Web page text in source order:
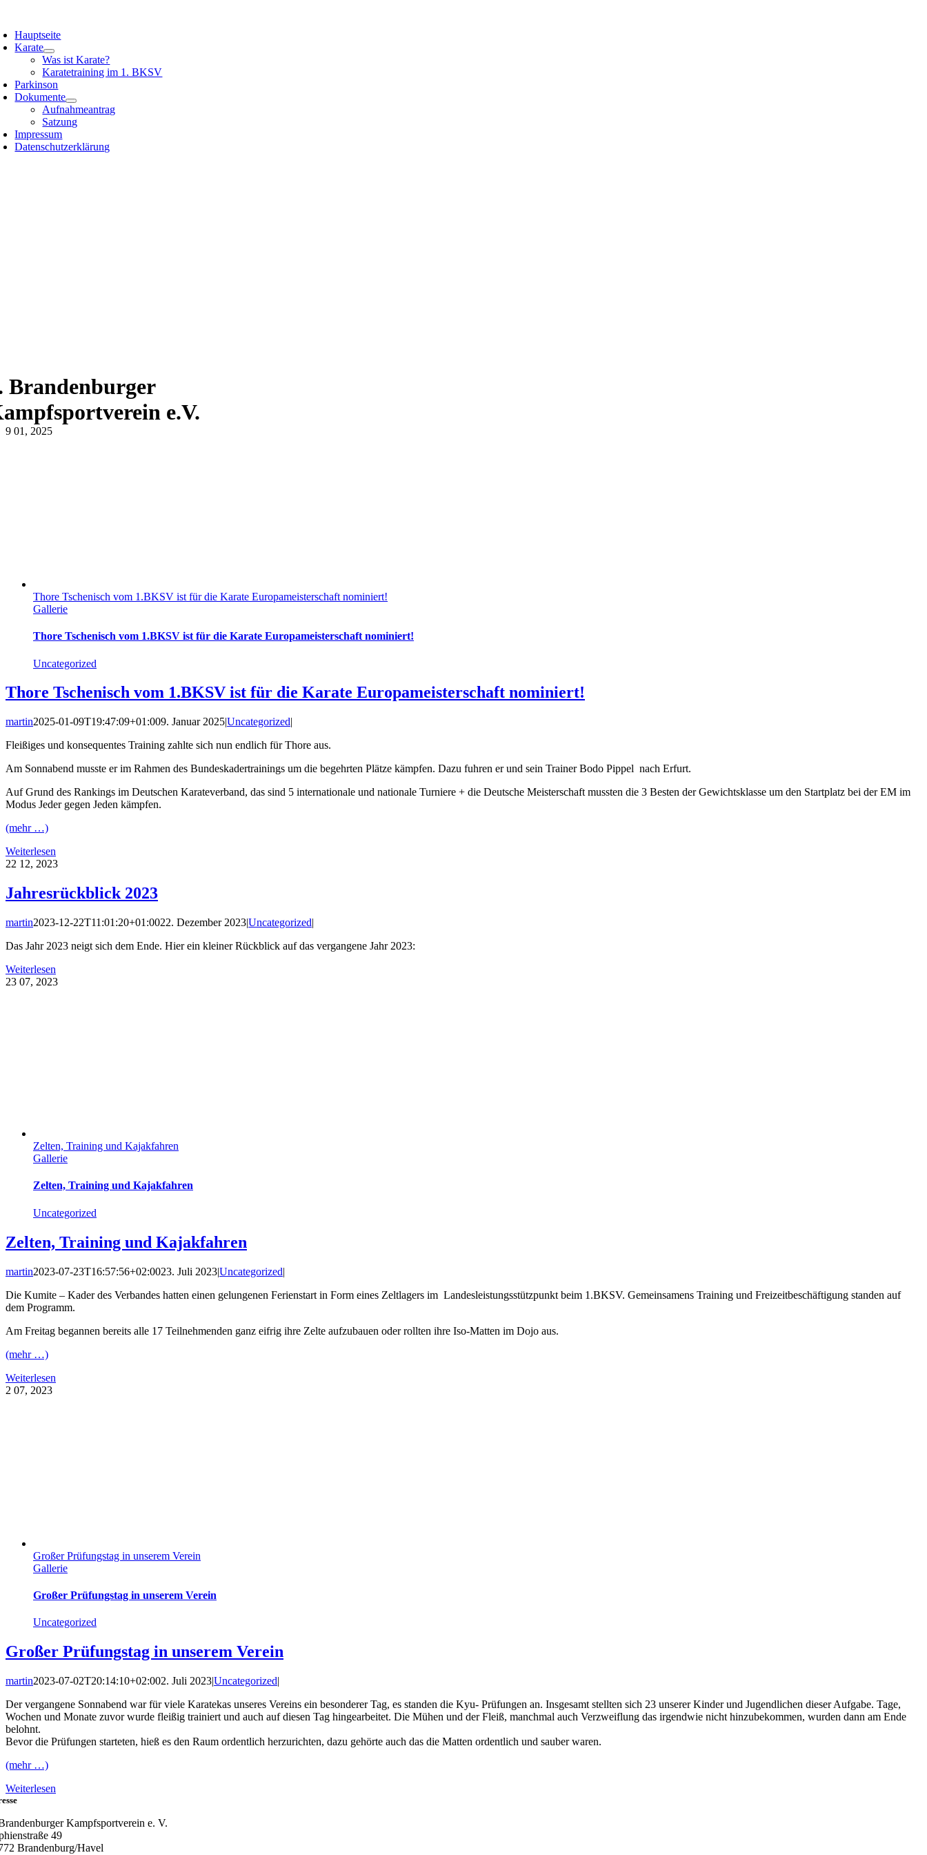
springen
Hauptseite
Karate
Was ist Karate?
Karatetraining im 1. BKSV
Parkinson
Dokumente
Aufnahmeantrag
Satzung
Impressum
Datenschutzerklärung
Brandenburger
e.V.
9 01, 2025
Thore Tschenisch vom 1.BKSV ist für die Karate Europameisterschaft nominiert!
Gallerie
Thore Tschenisch vom 1.BKSV ist für die Karate Europameisterschaft nominiert!
Uncategorized
Thore Tschenisch vom 1.BKSV ist für die Karate Europameisterschaft nominiert!
martin2025-01-09T19:47:09+01:009. Januar 2025|Uncategorized|
Fleißiges und konsequentes Training zahlte sich nun endlich für Thore aus.
Am Sonnabend musste er im Rahmen des Bundeskadertrainings um die begehrten Plätze kämpfen. Dazu fuhren er und sein Trainer Bodo Pippel nach Erfurt.
Auf Grund des Rankings im Deutschen Karateverband, das sind 5 internationale und nationale Turniere + die Deutsche Meisterschaft mussten die 3 Besten der Gewichtsklasse um den Startplatz bei der EM im
Modus Jeder gegen Jeden kämpfen.
(mehr …)
Weiterlesen
22 12, 2023
Jahresrückblick 2023
martin2023-12-22T11:01:20+01:0022. Dezember 2023|Uncategorized|
Das Jahr 2023 neigt sich dem Ende. Hier ein kleiner Rückblick auf das vergangene Jahr 2023:
Weiterlesen
23 07, 2023
Zelten, Training und Kajakfahren
Gallerie
Zelten, Training und Kajakfahren
Uncategorized
Zelten, Training und Kajakfahren
martin2023-07-23T16:57:56+02:0023. Juli 2023|Uncategorized|
Die Kumite – Kader des Verbandes hatten einen gelungenen Ferienstart in Form eines Zeltlagers im Landesleistungsstützpunkt beim 1.BKSV. Gemeinsamens Training und Freizeitbeschäftigung standen auf
dem Programm.
Am Freitag begannen bereits alle 17 Teilnehmenden ganz eifrig ihre Zelte aufzubauen oder rollten ihre Iso-Matten im Dojo aus.
(mehr …)
Weiterlesen
2 07, 2023
Großer Prüfungstag in unserem Verein
Gallerie
Großer Prüfungstag in unserem Verein
Uncategorized
Großer Prüfungstag in unserem Verein
martin2023-07-02T20:14:10+02:002. Juli 2023|Uncategorized|
Der vergangene Sonnabend war für viele Karatekas unseres Vereins ein besonderer Tag, es standen die Kyu- Prüfungen an. Insgesamt stellten sich 23 unserer Kinder und Jugendlichen dieser Aufgabe. Tage,
Wochen und Monate zuvor wurde fleißig trainiert und auch auf diesen Tag hingearbeitet. Die Mühen und der Fleiß, manchmal auch Verzweiflung das irgendwie nicht hinzubekommen, wurden dann am Ende
belohnt.
Bevor die Prüfungen starteten, hieß es den Raum ordentlich herzurichten, dazu gehörte auch das die Matten ordentlich und sauber waren.
(mehr …)
Weiterlesen
Kampfsportverein e. V.
49
Brandenburg/Havel